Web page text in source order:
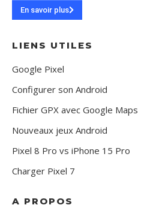
En savoir plus
LIENS UTILES
Google Pixel
Configurer son Android
Fichier GPX avec Google Maps
Nouveaux jeux Android
Pixel 8 Pro vs iPhone 15 Pro
Charger Pixel 7
A PROPOS